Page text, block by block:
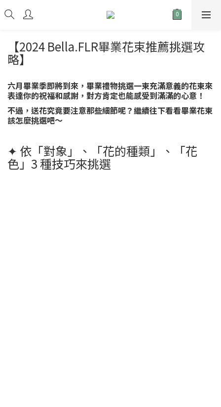
【2024 Bella.FLR畢業花束推薦挑選攻
略】
六月畢業季即將到來，畢業禮物挑選一束充滿意義的花束來
表達你的祝福和感謝，對方肯定也能感受到滿滿的心意！
不過，送花究竟要注意那些細節呢？繼續往下看看畢業花束
該怎麼挑選吧～
✦ 依「對象」、「花的種類」、「花
色」3 種技巧來挑選